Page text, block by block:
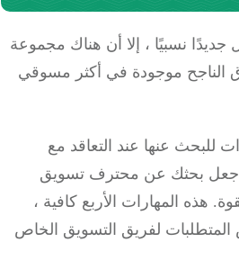
نسبيًا ، إلا أن هناك مجموعة
موجودة في أكثر مسوقي
ل 4 مهارات للبحث عنها عند التعاقد مع
بحثك عن محترف تسويق
هذه المهارات الأربع كافية ،
لفريق التسويق الخاص